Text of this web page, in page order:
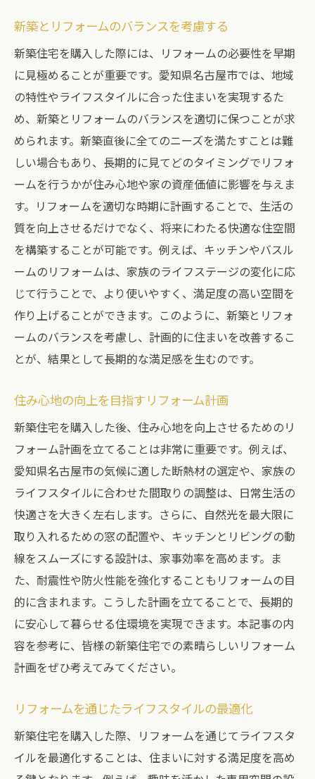
季節ごとのリフォームの適したタイミング
地域の気候が与える影響と対策
市場動向を考慮したベストな時期
リフォーム計画を立てるための準備
名古屋市の住環境に応じた時期選び
予算とスケジュールの調整ポイント
新築住宅の長期的な住み心地を左右するリフォ
ームのポイント
住み心地を向上させるためのリフォーム提
案
居住環境に合った素材選びの重要性
快適さを求めた空間デザインの工夫
健康的な住まいを実現するリフォーム
将来を見据えた持続可能な住宅設計
新築とリフォームのバランスを考慮する
新築住宅を購入した際には、リフォームの必要性を早期
に見極めることが重要です。愛知県名古屋市では、地域
の特性やライフスタイルに合った住まいを実現するた
め、新築とリフォームのバランスを適切に保つことが求
められます。新築直後に全てのニーズを満たすことは難
しい場合もあり、長期的に見てどのタイミングでリフォ
ームを行うかが住み心地や家の資産価値に影響を与えま
す。リフォームを適切な時期に計画することで、生活の
質を向上させるだけでなく、将来にわたる快適な住空間
を構築することが可能です。例えば、キッチンやバスル
ームのリフォームは、家族のライフステージの変化に応
じて行うことで、より使いやすく、満足度の高い空間を
作り上げることができます。このように、新築とリフォ
ームのバランスを考慮し、計画的に住まいを改善するこ
とが、結果として長期的な満足感を生むのです。
住み心地の向上を目指すリフォーム計画
新築住宅を購入した後、住み心地を向上させるためのリ
フォーム計画を立てることは非常に重要です。例えば、
愛知県名古屋市の気候に適した断熱材の選定や、家族の
ライフスタイルに合わせた間取りの調整は、日常生活の
快適さを大きく左右します。さらに、自然光を最大限に
取り入れるための窓の配置や、キッチンとリビングの動
線をスムーズにする設計は、家事効率を高めます。ま
た、耐震性や防火性能を強化することもリフォームの目
的に含まれます。こうした計画を立てることで、長期的
に安心して暮らせる住環境を実現できます。本記事の内
容を参考に、皆様の新築住宅での素晴らしいリフォーム
計画をぜひ考えてみてください。
リフォームを通じたライフスタイルの最適化
新築住宅を購入した際、リフォームを通じてライフスタ
イルを最適化することは、住まいに対する満足度を高め